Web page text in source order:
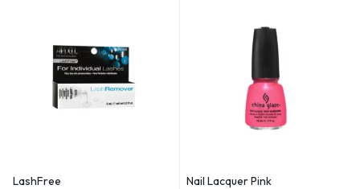
LashFree Nail Lacquer Pink